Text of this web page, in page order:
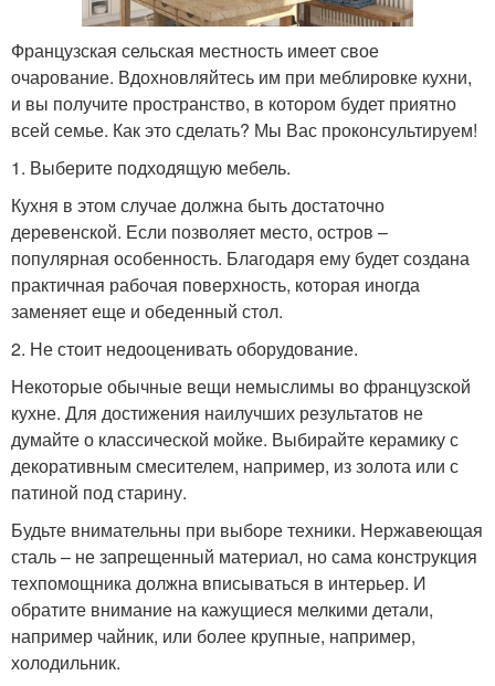
Французская сельская местность имеет свое
очарование. Вдохновляйтесь им при меблировке кухни,
и вы получите пространство, в котором будет приятно
всей семье. Как это сделать? Мы Вас проконсультируем!
1. Выберите подходящую мебель.
Кухня в этом случае должна быть достаточно
деревенской. Если позволяет место, остров –
популярная особенность. Благодаря ему будет создана
практичная рабочая поверхность, которая иногда
заменяет еще и обеденный стол.
2. Не стоит недооценивать оборудование.
Некоторые обычные вещи немыслимы во французской
кухне. Для достижения наилучших результатов не
думайте о классической мойке. Выбирайте керамику с
декоративным смесителем, например, из золота или с
патиной под старину.
Будьте внимательны при выборе техники. Нержавеющая
сталь – не запрещенный материал, но сама конструкция
техпомощника должна вписываться в интерьер. И
обратите внимание на кажущиеся мелкими детали,
например чайник, или более крупные, например,
холодильник.